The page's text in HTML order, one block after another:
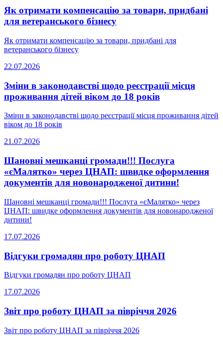
Як отримати компенсацію за товари, придбані
для ветеранського бізнесу
Як отримати компенсацію за товари, придбані для
ветеранського бізнесу
22.07.2026
Зміни в законодавстві щодо реєстрації місця
проживання дітей віком до 18 років
Зміни в законодавстві щодо реєстрації місця проживання дітей
віком до 18 років
21.07.2026
Шановні мешканці громади!!! Послуга
«єМалятко» через ЦНАП: швидке оформлення
документів для новонародженої дитини!
Шановні мешканці громади!!! Послуга «єМалятко» через
ЦНАП: швидке оформлення документів для новонародженої
дитини!
17.07.2026
Відгуки громадян про роботу ЦНАП
Відгуки громадян про роботу ЦНАП
17.07.2026
Звіт про роботу ЦНАП за півріччя 2026
Звіт про роботу ЦНАП за півріччя 2026